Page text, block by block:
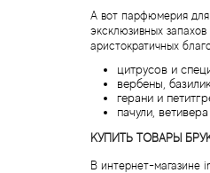
А вот парфюмерия
эксклюзивных
аристократичных
цитрусов и
вербены,
герани и
пачули, ветивера
КУПИТЬ ТОВАРЫ
В интернет-магазине